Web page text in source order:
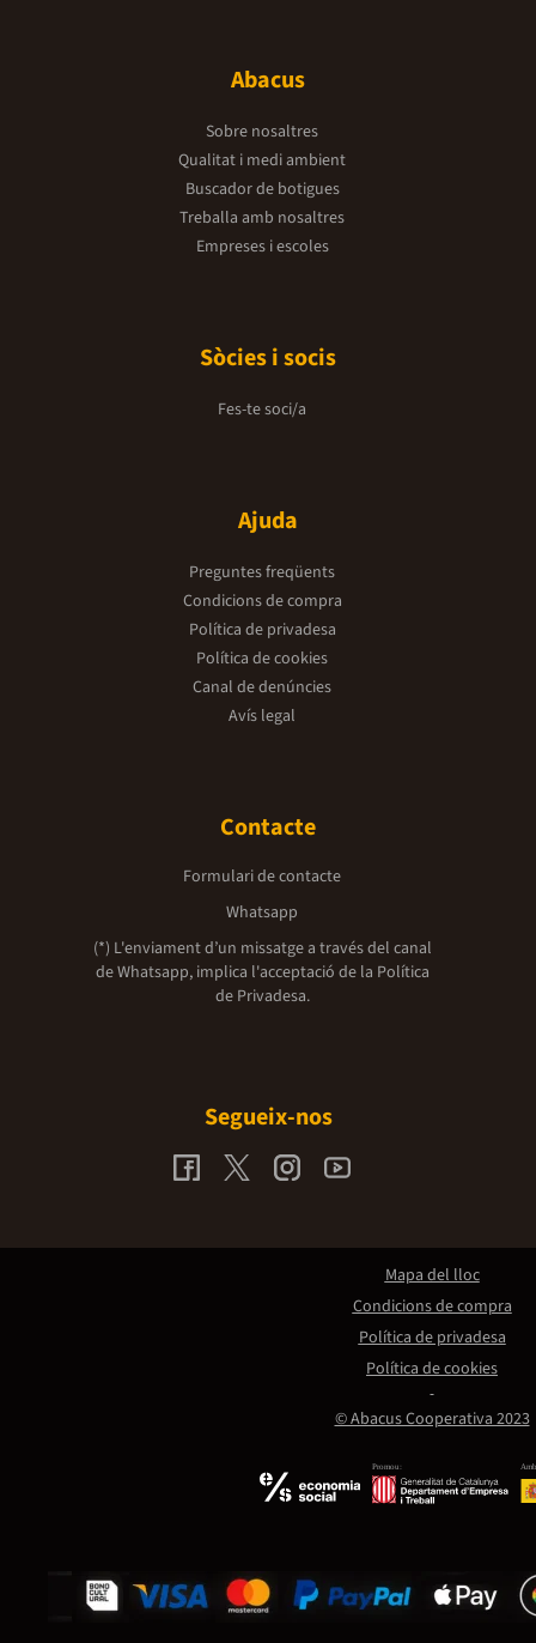
Abacus
Sobre nosaltres
Qualitat i medi ambient
Buscador de botigues
Treballa amb nosaltres
Empreses i escoles
Sòcies i socis
Fes-te soci/a
Ajuda
Preguntes freqüents
Condicions de compra
Política de privadesa
Política de cookies
Canal de denúncies
Avís legal
Contacte
Formulari de contacte
Whatsapp
(*) L'enviament d’un missatge a través del canal
de Whatsapp, implica l'acceptació de la Política
de Privadesa.
Segueix-nos
Promou:
© Abacus Cooperativa 2023
Mapa del lloc
Condicions de compra
Política de privadesa
Política de cookies